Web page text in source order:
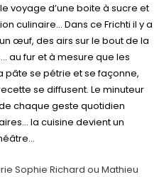
voyage d’une boite à sucre et
culinaire… Dans ce Frichti il y a
œuf, des airs sur le bout de la
au fur et à mesure que les
pâte se pétrie et se façonne,
se diffusent. Le minuteur
chaque geste quotidien
la cuisine devient un
Sophie Richard ou Mathieu